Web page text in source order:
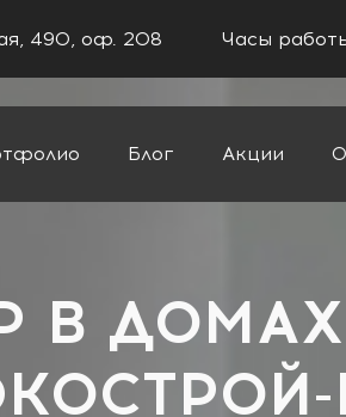
490, оф. 208 Часы
Блог Акции
В ДОМАХ